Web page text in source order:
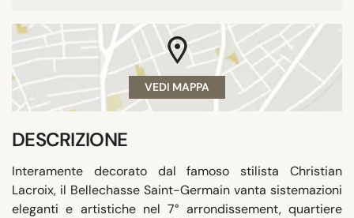
VEDI MAPPA
DESCRIZIONE
Interamente decorato dal famoso stilista Christian
Lacroix, il Bellechasse Saint-Germain vanta sistemazioni
eleganti e artistiche nel 7° arrondissement, quartiere